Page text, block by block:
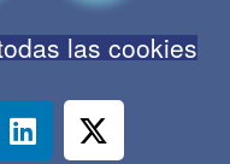
las cookies